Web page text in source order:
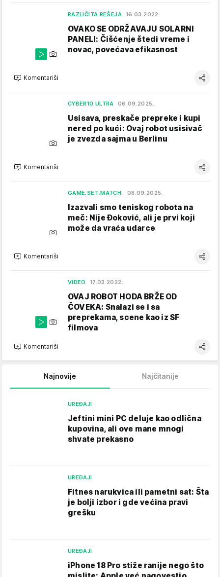
RAZLIČITA REŠEJA 16.03.2022.
OVAKO SE ODRŽAVAJU SOLARNI
PANELI: Čišćenje štedi vreme i
novac, povećava efikasnost
Komentariši
CYBER10 ULTRA 06.09.2025.
Usisava, preskače prepreke i kupi
nered po kući: Ovaj robot usisivač
je zvezda sajma u Berlinu
Komentariši
GAME.SET.MATCH. 08.09.2025.
Izazvali smo teniskog robota na
meč: Nije Đoković, ali je prvi koji
može da vraća udarce
Komentariši
VIDEO 17.03.2022.
OVAJ ROBOT HODA BRŽE OD
ČOVEKA: Snalazi se i sa
preprekama, scene kao iz SF
filmova
Komentariši
Najnovije Najčitanije
UREĐAJI
Jeftini mini PC deluje kao odlična
kupovina, ali ove mane mnogi
shvate prekasno
UREĐAJI
Fitnes narukvica ili pametni sat: Šta
je bolji izbor i gde većina pravi
grešku
UREĐAJI
iPhone 18 Pro stiže ranije nego što